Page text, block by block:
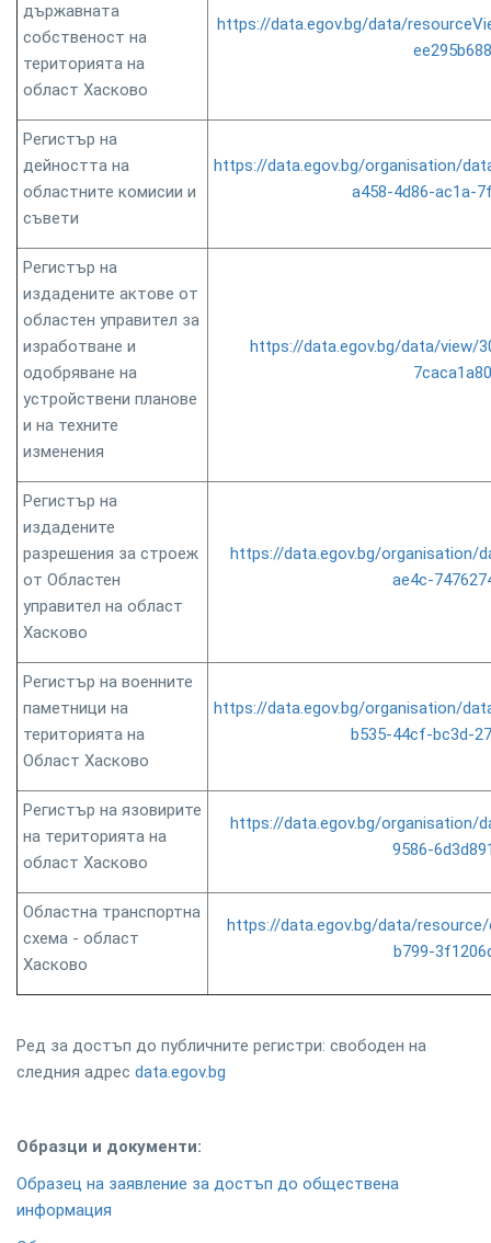
държавната
собственост на
територията на
област Хасково
https://data.egov.bg/data/
Регистър на
дейността на
областните комисии и
съвети
https://data.egov.bg/organisation/
a458-4d86-ac1a-
Регистър на
издадените актове от
областен управител за
изработване и
одобряване на
устройствени планове
и на техните
изменения
https://data.egov.bg/data/view/
Регистър на
издадените
разрешения за строеж
от Областен
управител на област
Хасково
https://data.egov.bg/organisation/
ae4c-
Регистър на военните
паметници на
територията на
Област Хасково
https://data.egov.bg/organisation/
b535-44cf-bc3d-
Регистър на язовирите
на територията на
област Хасково
https://data.egov.bg/organisation/
9586-
Областна транспортна
схема - област
Хасково
https://data.egov.bg/data/
b799-
Ред за достъп до публичните регистри: свободен на
следния адрес data.egov.bg
Образци и документи:
Образец на заявление за достъп до обществена
информация